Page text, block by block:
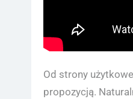
Od strony
propozycją.